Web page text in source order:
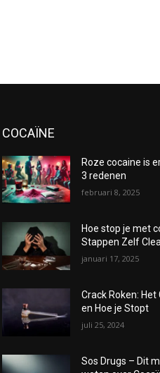
COCAÏNE
Roze cocaine is
3 redenen
februari 8, 2025
Hoe stop je met
Stappen Zelf
januari 17, 2025
Crack Roken: Het
en Hoe je Stopt
juli 25, 2024
Sos Drugs – Dit